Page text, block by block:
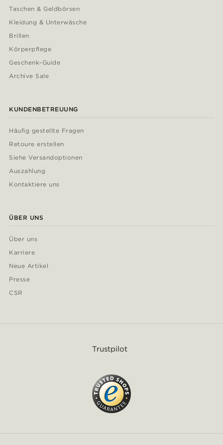
Taschen & Geldbörsen
Kleidung & Unterwäsche
Brillen
Körperpflege
Geschenk-Guide
Archive Sale
KUNDENBETREUUNG
Häufig gestellte Fragen
Retoure erstellen
Siehe Versandoptionen
Auszahlung
Kontaktiere uns
ÜBER UNS
Über uns
Karriere
Neue Artikel
Presse
CSR
Trustpilot